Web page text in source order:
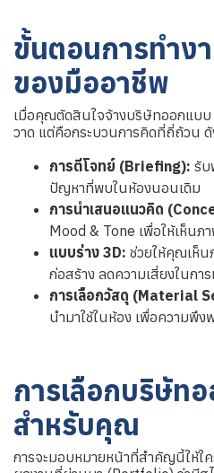
ขั้นตอนการทำง
ของมืออาชีพ
เมื่อคุณตัดสินใจจ้างบริษัทออกแบ
วาด แต่คือกระบวนการคิดที่ถี่ถ้วน
การตีโจทย์ (Briefing): รับ
ปัญหาที่พบในห้องนอนเดิม
การนำเสนอแนวคิด
Mood & Tone เพื่อให้เห็นภ
แบบร่าง 3D: ช่วยให้คุณเห็น
ก่อสร้าง ลดความเสี่ยงในกา
การเลือกวัสดุ (Material
นำมาใช้ในห้อง เพื่อความพึง
การเลือกบริษัท
สำหรับคุณ
การจะมอบหมายหน้าที่สำคัญนี้ให้